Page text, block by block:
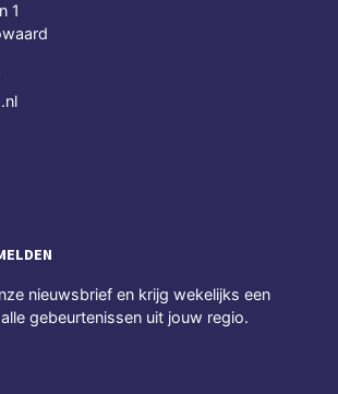
1
nieuwsbrief en krijg wekelijks een
gebeurtenissen uit jouw regio.